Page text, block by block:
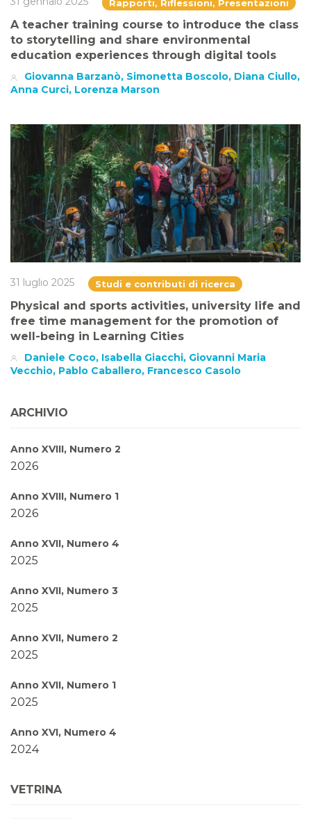
Rapporti, Riflessioni, Presentazioni
A teacher training course to introduce the class
to storytelling and share environmental
education experiences through digital tools
Giovanna Barzanò, Simonetta Boscolo, Diana Ciullo,
Anna Curci, Lorenza Marson
31 luglio 2025 Studi e contributi di ricerca
Physical and sports activities, university life and
free time management for the promotion of
well-being in Learning Cities
Daniele Coco, Isabella Giacchi, Giovanni Maria
Vecchio, Pablo Caballero, Francesco Casolo
ARCHIVIO
Anno XVIII, Numero 2
2026
Anno XVIII, Numero 1
2026
Anno XVII, Numero 4
2025
Anno XVII, Numero 3
2025
Anno XVII, Numero 2
2025
Anno XVII, Numero 1
2025
Anno XVI, Numero 4
2024
2024
VETRINA